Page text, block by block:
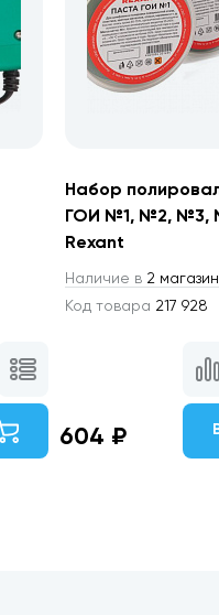
Набор
ГОИ №1, №2, №3,
Rexant
Наличие в 2
Код товара 217 928
604 ₽